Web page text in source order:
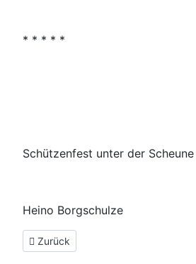
* * * * *
Schützenfest unter der
Heino Borgschulze
Vorheriger Beitrag: Satzung vom
Zurück